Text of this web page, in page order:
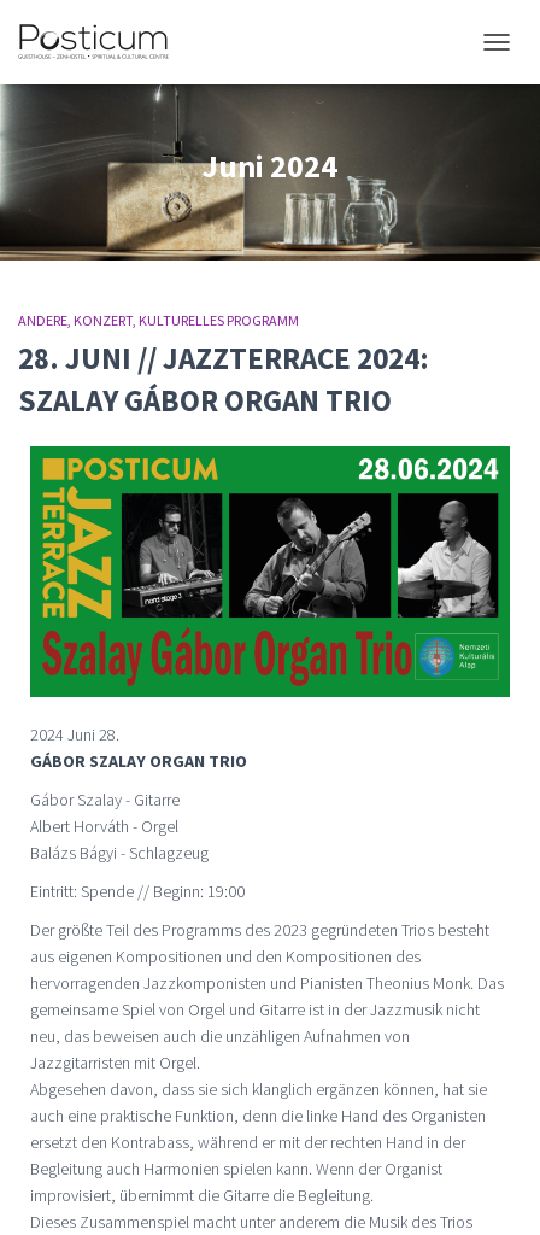
Juni 2024
ANDERE KONZERT KULTURELLES PROGRAMM
28. JUNI // JAZZTERRACE 2024:
SZALAY GÁBOR ORGAN TRIO
2024 Juni 28.
GÁBOR SZALAY ORGAN TRIO
Gábor Szalay - Gitarre
Albert Horváth - Orgel
Balázs Bágyi - Schlagzeug
Eintritt: Spende // Beginn: 19:00
Der größte Teil des Programms des 2023 gegründeten Trios besteht
aus eigenen Kompositionen und den Kompositionen des
hervorragenden Jazzkomponisten und Pianisten Theonius Monk. Das
gemeinsame Spiel von Orgel und Gitarre ist in der Jazzmusik nicht
neu, das beweisen auch die unzähligen Aufnahmen von
Jazzgitarristen mit Orgel.
Abgesehen davon, dass sie sich klanglich ergänzen können, hat sie
auch eine praktische Funktion, denn die linke Hand des Organisten
ersetzt den Kontrabass, während er mit der rechten Hand in der
Begleitung auch Harmonien spielen kann. Wenn der Organist
improvisiert, übernimmt die Gitarre die Begleitung.
Dieses Zusammenspiel macht unter anderem die Musik des Trios